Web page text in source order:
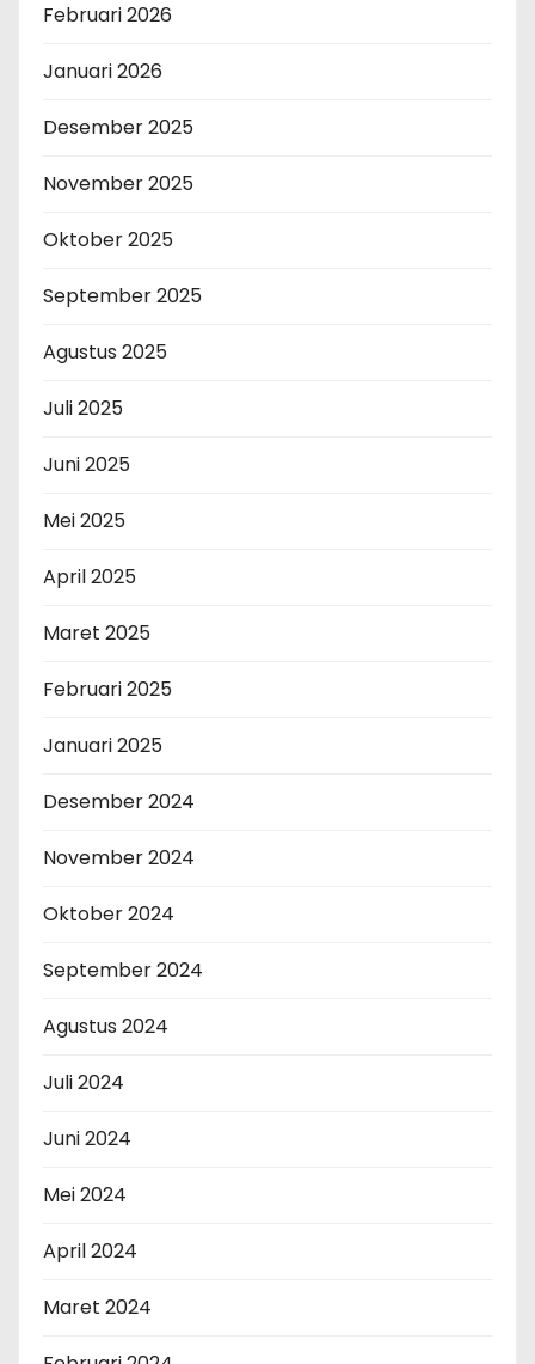
Februari 2026
Januari 2026
Desember 2025
November 2025
Oktober 2025
September 2025
Agustus 2025
Juli 2025
Juni 2025
Mei 2025
April 2025
Maret 2025
Februari 2025
Januari 2025
Desember 2024
November 2024
Oktober 2024
September 2024
Agustus 2024
Juli 2024
Juni 2024
Mei 2024
April 2024
Maret 2024